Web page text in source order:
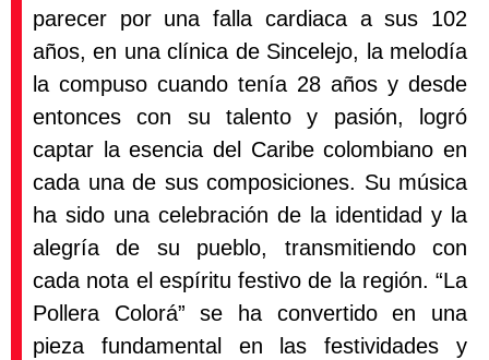
parecer por una falla cardiaca a sus 102
años, en una clínica de Sincelejo, la melodía
la compuso cuando tenía 28 años y desde
entonces con su talento y pasión, logró
captar la esencia del Caribe colombiano en
cada una de sus composiciones. Su música
ha sido una celebración de la identidad y la
alegría de su pueblo, transmitiendo con
cada nota el espíritu festivo de la región. “La
Pollera Colorá” se ha convertido en una
pieza fundamental en las festividades y